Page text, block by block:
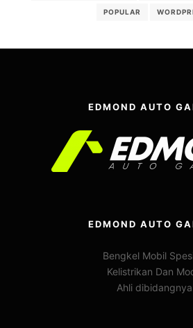
POPULAR
EDMOND AUTO
EDMOND AUTO
Bengkel Mobil
Kelistrikan Dan
Ahli